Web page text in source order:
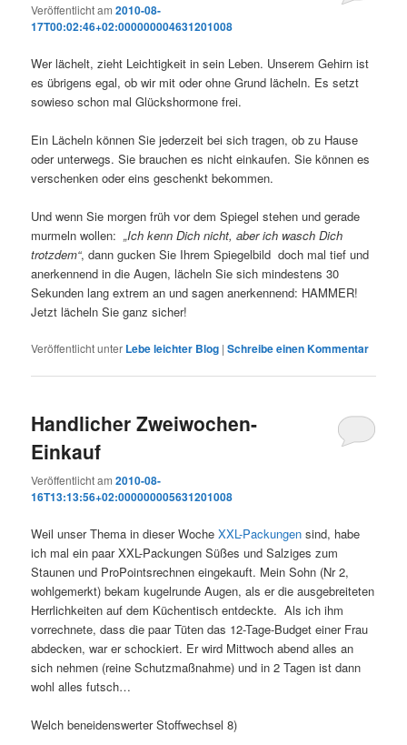
Veröffentlicht am2010-08-
17T00:02:46+02:000000004631201008
Wer lächelt, zieht Leichtigkeit in sein Leben. Unserem Gehirn ist
es übrigens egal, ob wir mit oder ohne Grund lächeln. Es setzt
sowieso schon mal Glückshormone frei.
Ein Lächeln können Sie jederzeit bei sich tragen, ob zu Hause
oder unterwegs. Sie brauchen es nicht einkaufen. Sie können es
verschenken oder eins geschenkt bekommen.
Und wenn Sie morgen früh vor dem Spiegel stehen und gerade
murmeln wollen:„Ich kenn Dich nicht, aber ich wasch Dich
trotzdem“, dann gucken Sie Ihrem Spiegelbild doch mal tief und
anerkennend in die Augen, lächeln Sie sich mindestens 30
Sekunden lang extrem an und sagen anerkennend: HAMMER!
Jetzt lächeln Sie ganz sicher!
Veröffentlicht unter Lebe leichter Blog |Schreibe einen Kommentar
Handlicher Zweiwochen-
Einkauf
Veröffentlicht am2010-08-
16T13:13:56+02:000000005631201008
Weil unser Thema in dieser WocheXXL-Packungen sind, habe
ich mal ein paar XXL-Packungen Süßes und Salziges zum
Staunen und ProPointsrechnen eingekauft. Mein Sohn (Nr 2,
wohlgemerkt) bekam kugelrunde Augen, als er die ausgebreiteten
Herrlichkeiten auf dem Küchentisch entdeckte. Als ich ihm
vorrechnete, dass die paar Tüten das 12-Tage-Budget einer Frau
abdecken, war er schockiert. Er wird Mittwoch abend alles an
sich nehmen (reine Schutzmaßnahme) und in 2 Tagen ist dann
wohl alles futsch…
Welch beneidenswerter Stoffwechsel 8)